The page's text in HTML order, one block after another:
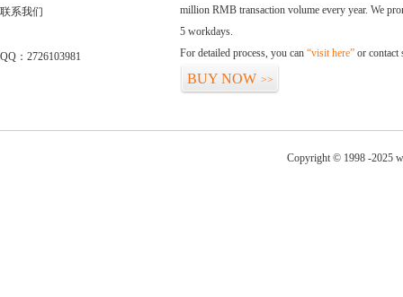
联系我们
QQ：2726103981
million RMB transaction volume every year. We
5 workdays.
For detailed process, you can “visit here” or contact
BUY NOW >>
Copyright © 1998 -2025